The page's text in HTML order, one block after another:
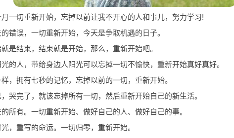
一切重新开始，忘掉以前让我不开心的人和事儿，努力学习!
错误，一切重新开始，今天是争取机遇的日子。
是结束，结束就是开始，那么，重新开始吧。
的人，带给身边人阳光可以忘掉一切不愉快，重新开始真好真好。
，拥有七秒的记忆，忘掉以前的一切，重新开始。
哭完了，就该忘掉所有一切，然后重新开始自己的新生活。
所有。一切重新开始、做好自己的人、做好自己的事。
，重写的命运。一切归零，重新开始。